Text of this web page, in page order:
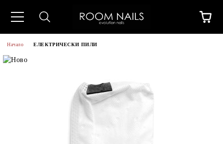
Начало ЕЛЕКТРИЧЕСКИ ПИЛИ